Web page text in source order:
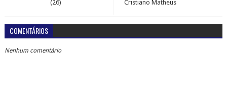
Cristiano Matheus
(26)
COMENTÁRIOS
Nenhum comentário